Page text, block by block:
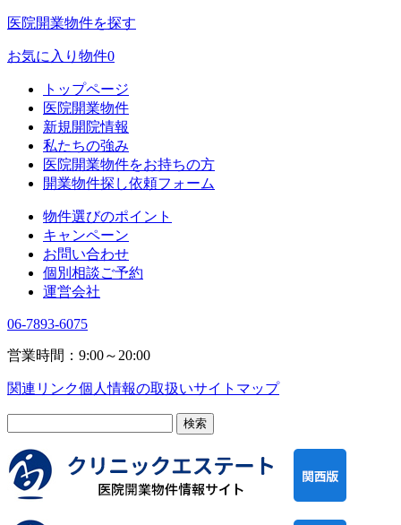
医院開業物件を探す
お気に入り物件0
トップページ
医院開業物件
新規開院情報
私たちの強み
医院開業物件をお持ちの方
開業物件探し依頼フォーム
物件選びのポイント
キャンペーン
お問い合わせ
個別相談ご予約
運営会社
06-7893-6075
営業時間：9:00～20:00
関連リンク個人情報の取扱いサイトマップ